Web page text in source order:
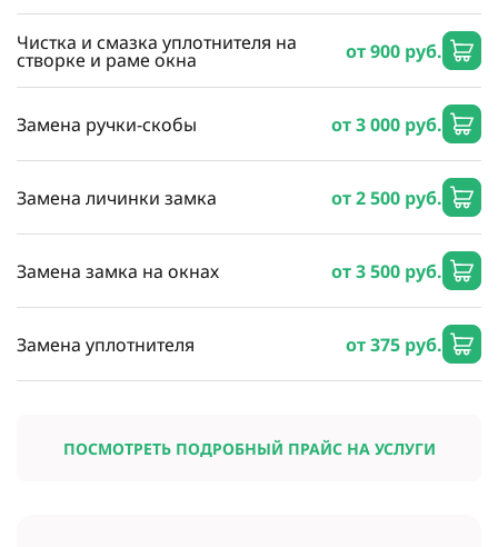
Чистка и смазка уплотнителя на
створке и раме окна от 900 руб.
Замена ручки-скобы от 3 000 руб.
Замена личинки замка от 2 500 руб.
Замена замка на окнах от 3 500 руб.
Замена уплотнителя от 375 руб.
ПОСМОТРЕТЬ ПОДРОБНЫЙ ПРАЙС НА УСЛУГИ